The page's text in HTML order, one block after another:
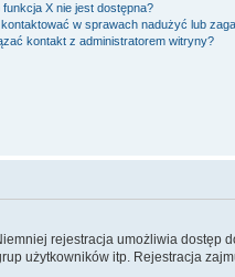
funkcja X nie jest dostępna?
w sprawach nadużyć lub
kontakt z administratorem witryny?
rejestracja umożliwia dostęp
użytkowników itp. Rejestracja